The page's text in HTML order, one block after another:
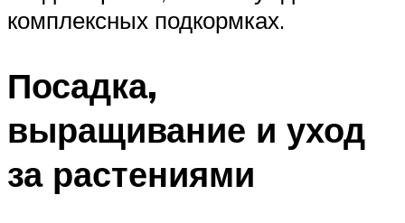
комплексных подкормках.
Посадка,
выращивание и уход
за растениями